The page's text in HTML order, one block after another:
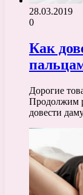
28.03.2019
0
Как
Дорогие
Продолжим
довести